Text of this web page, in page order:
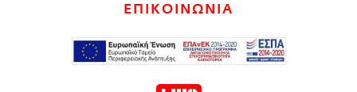
ΕΠΙΚΟΙΝΩΝΙΑ